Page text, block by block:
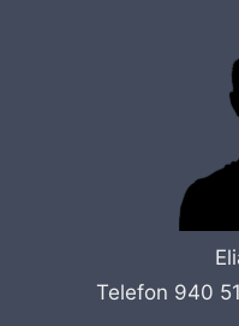
Telefon 940